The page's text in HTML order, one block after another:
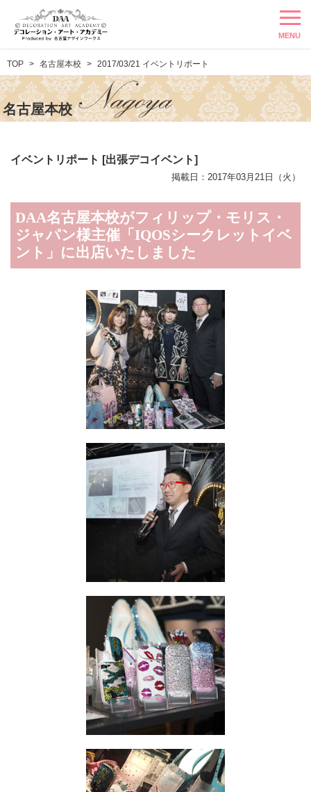
MENU
TOP 名古屋本校 2017/03/21 イベントリポート
名古屋本校
イベントリポート [出張デコイベント]
掲載日：2017年03月21日（火）
DAA名古屋本校がフィリップ・モリス・
ジャパン様主催「IQOSシークレットイベ
ント」に出店いたしました